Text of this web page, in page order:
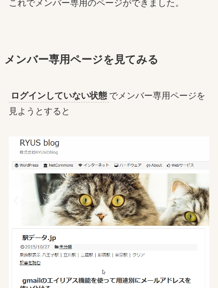
これでメンバー専用のページができました。
メンバー専用ページを見てみる
ログインしていない状態 でメンバー専用ページを
見ようとすると